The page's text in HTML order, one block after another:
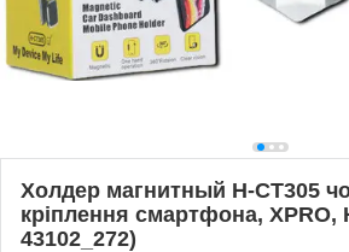
Холдер магнитный H-CT305
кріплення смартфона, XPRO,
43102_272)